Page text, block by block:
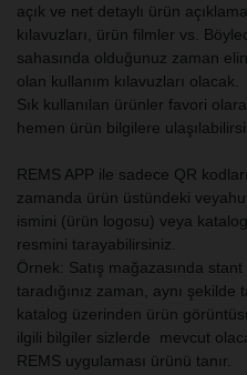
açık ve net detaylı ürün
kılavuzları, ürün filmler vs.
sahasında olduğunuz zaman
olan kullanım kılavuzları olacak.
Sık kullanılan ürünler favori
hemen ürün bilgilere
REMS APP ile sadece QR
zamanda ürün üstündeki
ismini (ürün logosu) veya
resmini tarayabilirsiniz.
Örnek: Satış mağazasında
taradığınız zaman, aynı şekilde
katalog üzerinden ürün
ilgili bilgiler sizlerde mevcut
REMS uygulaması ürünü tanır.